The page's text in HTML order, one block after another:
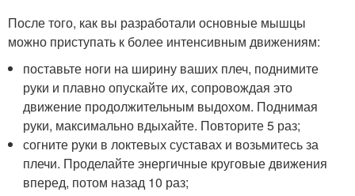
После того, как вы разработали основные мышцы
можно приступать к более интенсивным движениям:
поставьте ноги на ширину ваших плеч, поднимите
руки и плавно опускайте их, сопровождая это
движение продолжительным выдохом. Поднимая
руки, максимально вдыхайте. Повторите 5 раз;
согните руки в локтевых суставах и возьмитесь за
плечи. Проделайте энергичные круговые движения
вперед, потом назад 10 раз;